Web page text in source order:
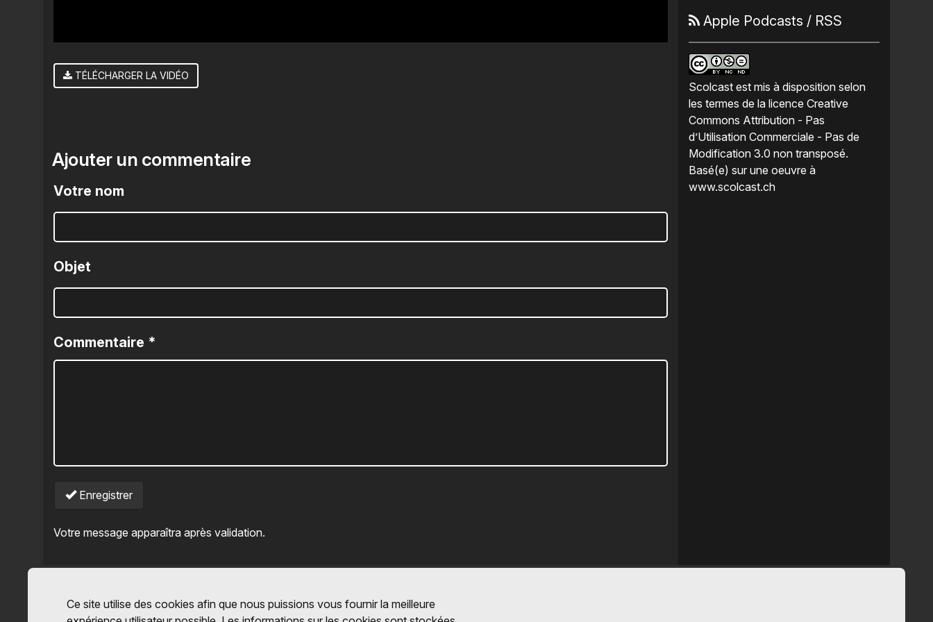
TÉLÉCHARGER LA VIDÉO
Ajouter un commentaire
Votre nom
Objet
Commentaire *
Enregistrer
Votre message apparaîtra après validation.
Apple Podcasts / RSS
Scolcast est mis à disposition selon
les termes de la licence Creative
Commons Attribution - Pas
d’Utilisation Commerciale - Pas de
Modification 3.0 non transposé.
Basé(e) sur une oeuvre à
www.scolcast.ch
Ce site utilise des cookies afin que nous puissions vous fournir la meilleure